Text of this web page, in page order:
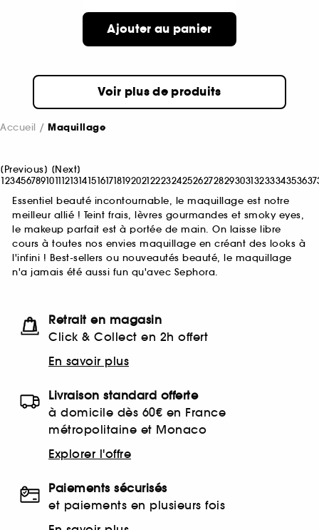
Ajouter au panier
Voir plus de produits
Accueil Maquillage
[Previous] [Next]
12345678910111213141516171819202122232425262728293031323334353637
Essentiel beauté incontournable, le maquillage est notre
meilleur allié ! Teint frais, lèvres gourmandes et smoky eyes,
le makeup parfait est à portée de main. On laisse libre
cours à toutes nos envies maquillage en créant des looks à
l'infini ! Best-sellers ou nouveautés beauté, le maquillage
n'a jamais été aussi fun qu'avec Sephora.
Retrait en magasin
Click & Collect en 2h offert
En savoir plus
Livraison standard offerte
à domicile dès 60€ en France
métropolitaine et Monaco
Explorer l'offre
Paiements sécurisés
et paiements en plusieurs fois